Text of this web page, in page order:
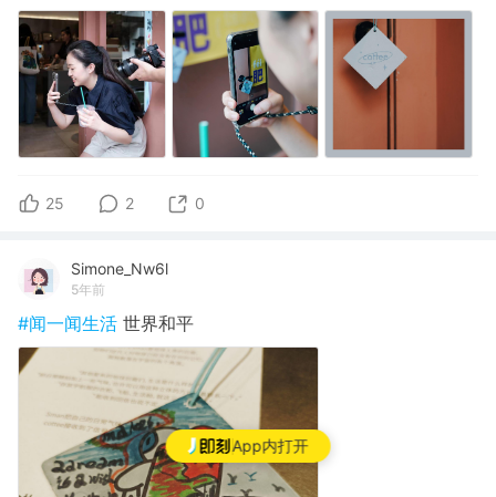
App内打开
25 2 0
Simone_Nw6l
5年前
#闻一闻生活 世界和平